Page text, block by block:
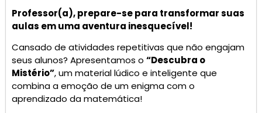
Professor(a), prepare-se para transformar suas
aulas em uma aventura inesquecível!
Cansado de atividades repetitivas que não engajam
seus alunos? Apresentamos o “Descubra o
Mistério”, um material lúdico e inteligente que
combina a emoção de um enigma com o
aprendizado da matemática!